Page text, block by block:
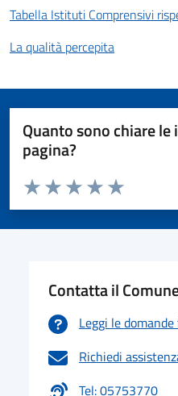
Tabella Istituti Comprensivi
La qualità percepita
Quanto sono chiare
pagina?
Valuta da 1 a 5 stelle la pagina
Valuta 5
Valuta 4 stelle
Valuta 3 stelle su 5
Valuta 2 stelle su 5
Valuta 1 stelle su 5
Contatta il
Leggi le
Richiedi
Tel: 05753770